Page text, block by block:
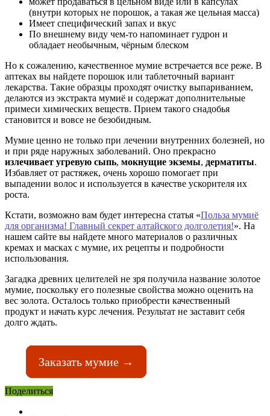
(внутри которых не порошок, а такая же цельная масса)
Имеет специфический запах и вкус
По внешнему виду чем-то напоминает гудрон и
обладает необычным, чёрным блеском
Но к сожалению, качественное мумие встречается все реже. В
аптеках вы найдете порошок или таблеточный вариант
лекарства. Такие образцы проходят очистку выпариванием,
делаются из экстракта мумиё и содержат дополнительные
примеси химических веществ. Прием такого снадобья
становится и вовсе не безобидным.
Мумие ценно не только при лечении внутренних болезней, но
и при ряде наружных заболеваний. Оно прекрасно
излечивает угревую сыпь, мокнущие экземы, дерматиты.
Избавляет от растяжек, очень хорошо помогает при
выпадении волос и используется в качестве ускорителя их
роста.
Кстати, возможно вам будет интересна статья «Польза мумиё
для организма! Главный секрет алтайского долголетия!». На
нашем сайте вы найдете много материалов о различных
кремах и масках с мумие, их рецепты и подробности
использования.
Загадка древних целителей не зря получила название золотое
мумие, поскольку его полезные свойства можно оценить на
вес золота. Осталось только приобрести качественный
продукт и начать курс лечения. Результат не заставит себя
долго ждать.
Заказать мумие →
Поделиться